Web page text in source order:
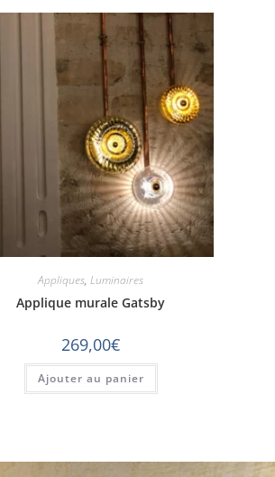
Appliques,Luminaires
Applique murale Gatsby
269,00€
Ajouter au panier